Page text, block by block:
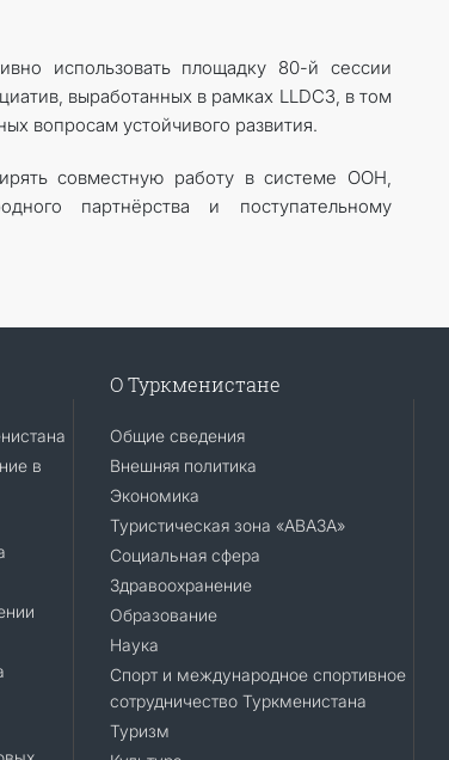
использовать площадку 80-й сессии
выработанных в рамках LLDC3, в том
вопросам устойчивого развития.
совместную работу в системе ООН,
партнёрства и поступательному
в
О Туркменистане
Общие сведения
Внешняя политика
Экономика
Туристическая зона «АВАЗА»
Социальная сфера
Здравоохранение
Образование
Наука
Спорт и международное спортивное
сотрудничество Туркменистана
Туризм